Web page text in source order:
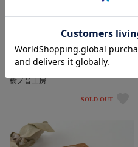
樹ノ音工房
SOLD OUT